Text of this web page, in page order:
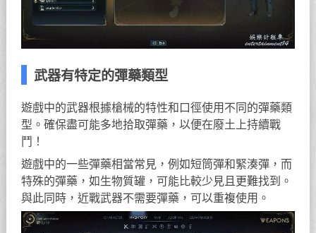
武器有特定的彈藥類型
遊戲中的武器根據槍械的特性和口徑使用不同的彈藥類
型。確保盡可能多地拾取彈藥，以便在廢土上持續戰
鬥！
遊戲中的一些彈藥相當常見，例如短筒彈和緊湊彈，而
特殊的彈藥，如生物質罐，可能比較少見且更難找到。
與此同時，近戰武器不需要彈藥，可以重複使用。